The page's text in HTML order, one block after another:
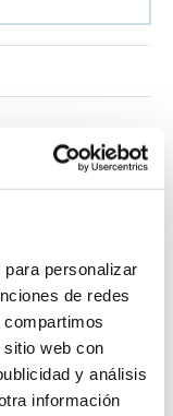
personalizar
de redes
web con
y análisis
información